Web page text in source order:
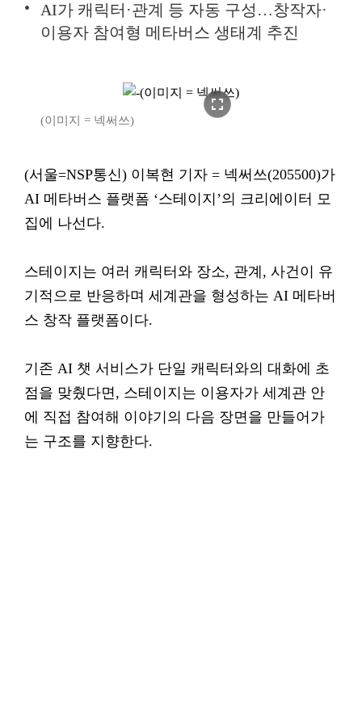
AI가 캐릭터·관계 등 자동 구성…창작자·
이용자 참여형 메타버스 생태계 추진
fullscreen
(이미지 = 넥써쓰)
(서울=NSP통신) 이복현 기자 = 넥써쓰(205500)가
AI 메타버스 플랫폼 ‘스테이지’의 크리에이터 모
집에 나선다.
스테이지는 여러 캐릭터와 장소, 관계, 사건이 유
기적으로 반응하며 세계관을 형성하는 AI 메타버
스 창작 플랫폼이다.
기존 AI 챗 서비스가 단일 캐릭터와의 대화에 초
점을 맞췄다면, 스테이지는 이용자가 세계관 안
에 직접 참여해 이야기의 다음 장면을 만들어가
는 구조를 지향한다.